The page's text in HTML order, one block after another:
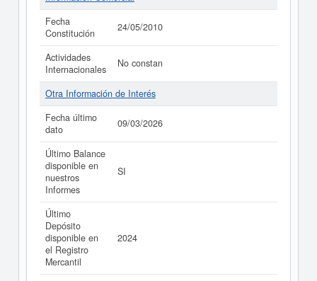
Fecha
Constitución
24/05/2010
Actividades
Internacionales
No constan
Otra Información de Interés
Fecha último
dato
09/03/2026
Último Balance
disponible en
nuestros
Informes
SI
Último
Depósito
disponible en
el Registro
Mercantil
2024